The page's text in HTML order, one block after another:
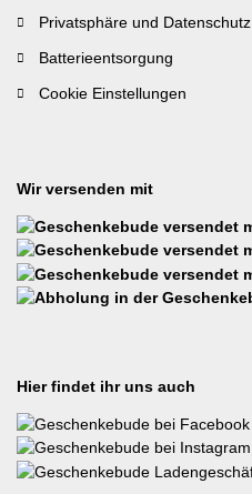
Privatsphäre und Datenschutz
Batterieentsorgung
Cookie Einstellungen
Wir versenden mit
Hier findet ihr uns auch